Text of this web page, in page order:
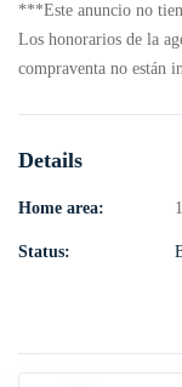
***Este anuncio no
Los honorarios de la
compraventa no están
Details
Home area:
Status: